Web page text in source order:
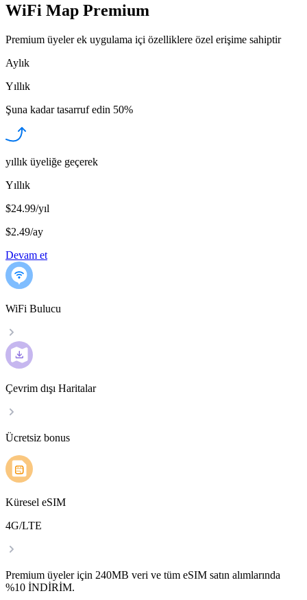
WiFi Map Premium
Premium üyeler ek uygulama içi özelliklere özel erişime sahiptir
Aylık
Yıllık
Şuna kadar tasarruf edin 50%
yıllık üyeliğe geçerek
Yıllık
$24.99/yıl
$2.49/ay
Devam et
WiFi Bulucu
Çevrim dışı Haritalar
Ücretsiz bonus
Küresel eSIM
4G/LTE
Premium üyeler için 240MB veri ve tüm eSIM satın alımlarında
%10 İNDİRİM.